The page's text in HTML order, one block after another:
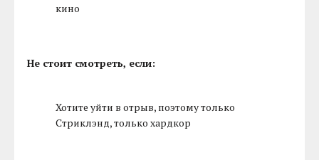
кино
Не стоит смотреть, если:
Хотите уйти в отрыв, поэтому только
Стриклэнд, только хардкор